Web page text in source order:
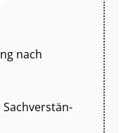
nach
Sach­ver­stän­